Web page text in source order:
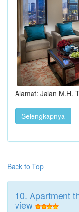
Alamat: Jalan M.H.
Selengkapnya
Back to Top
10. Apartment
view